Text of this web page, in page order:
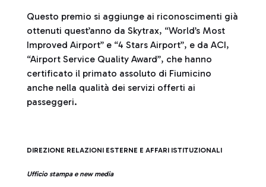
Questo premio si aggiunge ai riconoscimenti già
ottenuti quest’anno da Skytrax, “World’s Most
Improved Airport” e “4 Stars Airport”, e da ACI,
“Airport Service Quality Award”, che hanno
certificato il primato assoluto di Fiumicino
anche nella qualità dei servizi offerti ai
passeggeri.
DIREZIONE RELAZIONI ESTERNE E AFFARI ISTITUZIONALI
Ufficio stampa e new media